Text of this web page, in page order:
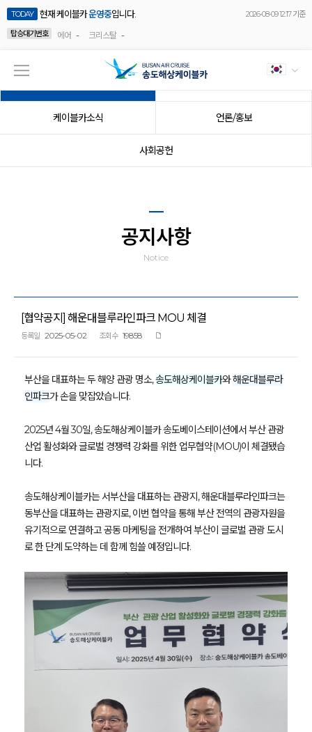
TODAY 현재 케이블카운영중입니다.
2026-08-09 12:17 기준
탑승대기번호
에어 - 크리스탈 -
케이블카소식 언론/홍보
사회공헌
공지사항
Notice
[협약공지] 해운대블루라인파크 MOU 체결
등록일 2025-05-02 조회수 19858
부산을 대표하는 두 해양 관광 명소,송도해상케이블카와해운대블루라
인파크가 손을 맞잡았습니다.
2025년 4월 30일, 송도해상케이블카 송도베이스테이션에서 부산 관광
산업 활성화와 글로벌 경쟁력 강화를 위한 업무협약(MOU)이 체결됐습
니다.
송도해상케이블카는 서부산을 대표하는 관광지, 해운대블루라인파크는
동부산을 대표하는 관광지로, 이번 협약을 통해 부산 전역의 관광자원을
유기적으로 연결하고 공동 마케팅을 전개하여 부산이 글로벌 관광 도시
로 한 단계 도약하는 데 함께 힘쓸 예정입니다.